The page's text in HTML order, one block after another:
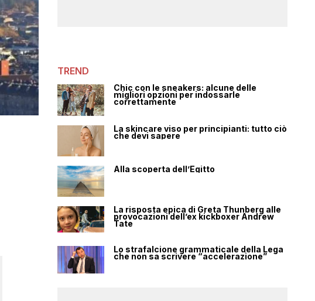
TREND
Chic con le sneakers: alcune delle
migliori opzioni per indossarle
correttamente
La skincare viso per principianti: tutto ciò
che devi sapere
Alla scoperta dell’Egitto
La risposta epica di Greta Thunberg alle
provocazioni dell’ex kickboxer Andrew
Tate
Lo strafalcione grammaticale della Lega
che non sa scrivere “accelerazione”